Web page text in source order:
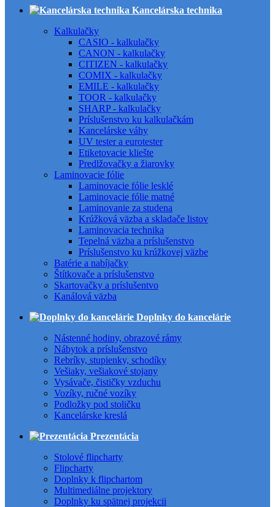
Kancelárska technika
Kalkulačky
CASIO - kalkulačky
CANON - kalkulačky
CITIZEN - kalkulačky
COMIX - kalkulačky
EMILE - kalkulačky
TOOR - kalkulačky
SHARP - kalkulačky
Príslušenstvo ku kalkulačkám
Kancelárske váhy
UV tester a eurotester
Etiketovacie kliešte
Predlžovačky a žiarovky
Laminovacie fólie
Laminovacie fólie lesklé
Laminovacie fólie matné
Laminovanie za studena
Krúžková väzba a skladače listov
Laminovacia technika
Tepelná väzba a príslušenstvo
Príslušenstvo ku krúžkovej väzbe
Batérie a nabíjačky
Štítkovače a príslušenstvo
Skartovačky a príslušentvo
Kanálová väzba
Doplnky do kancelárie
Nástenné hodiny, obrazové rámy
Nábytok a príslušenstvo
Rebríky, stupienky, schodíky
Vešiaky, vešiakové stojany
Vysávače, čističky vzduchu
Vozíky, ručné vozíky
Podložky pod stoličku
Kancelárske kreslá
Prezentácia
Stolové flipcharty
Flipcharty
Doplnky k flipchartom
Multimediálne projektory
Doplnky ku spätnej projekcii